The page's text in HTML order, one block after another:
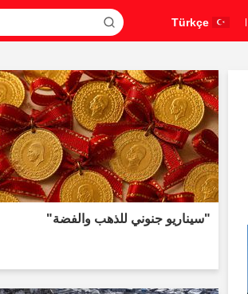
"سيناريو جنوني للذهب والفضة"